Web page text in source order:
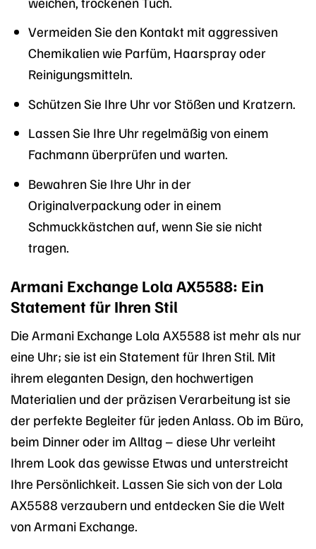
Vermeiden Sie den Kontakt mit aggressiven
Chemikalien wie Parfüm, Haarspray oder
Reinigungsmitteln.
Schützen Sie Ihre Uhr vor Stößen und Kratzern.
Lassen Sie Ihre Uhr regelmäßig von einem
Fachmann überprüfen und warten.
Bewahren Sie Ihre Uhr in der
Originalverpackung oder in einem
Schmuckkästchen auf, wenn Sie sie nicht
tragen.
Armani Exchange Lola AX5588: Ein
Statement für Ihren Stil
Die Armani Exchange Lola AX5588 ist mehr als nur
eine Uhr; sie ist ein Statement für Ihren Stil. Mit
ihrem eleganten Design, den hochwertigen
Materialien und der präzisen Verarbeitung ist sie
der perfekte Begleiter für jeden Anlass. Ob im Büro,
beim Dinner oder im Alltag – diese Uhr verleiht
Ihrem Look das gewisse Etwas und unterstreicht
Ihre Persönlichkeit. Lassen Sie sich von der Lola
AX5588 verzaubern und entdecken Sie die Welt
von Armani Exchange.